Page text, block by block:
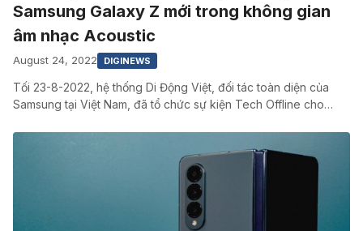
Samsung Galaxy Z mới trong không gian
âm nhạc Acoustic
August 24, 2022 DIGINEWS
Tối 23-8-2022, hệ thống Di Động Việt, đối tác toàn diện của
Samsung tại Việt Nam, đã tổ chức sự kiện Tech Offline cho…